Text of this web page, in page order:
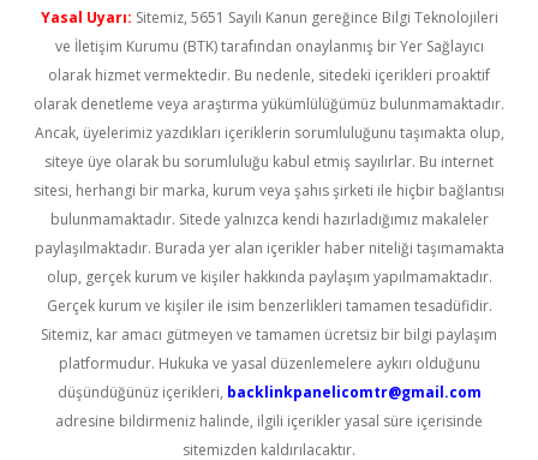
Yasal Uyarı: Sitemiz, 5651 Sayılı Kanun gereğince Bilgi Teknolojileri
ve İletişim Kurumu (BTK) tarafından onaylanmış bir Yer Sağlayıcı
olarak hizmet vermektedir. Bu nedenle, sitedeki içerikleri proaktif
olarak denetleme veya araştırma yükümlülüğümüz bulunmamaktadır.
Ancak, üyelerimiz yazdıkları içeriklerin sorumluluğunu taşımakta olup,
siteye üye olarak bu sorumluluğu kabul etmiş sayılırlar. Bu internet
sitesi, herhangi bir marka, kurum veya şahıs şirketi ile hiçbir bağlantısı
bulunmamaktadır. Sitede yalnızca kendi hazırladığımız makaleler
paylaşılmaktadır. Burada yer alan içerikler haber niteliği taşımamakta
olup, gerçek kurum ve kişiler hakkında paylaşım yapılmamaktadır.
Gerçek kurum ve kişiler ile isim benzerlikleri tamamen tesadüfidir.
Sitemiz, kar amacı gütmeyen ve tamamen ücretsiz bir bilgi paylaşım
platformudur. Hukuka ve yasal düzenlemelere aykırı olduğunu
düşündüğünüz içerikleri, backlinkpanelicomtr@gmail.com
adresine bildirmeniz halinde, ilgili içerikler yasal süre içerisinde
sitemizden kaldırılacaktır.